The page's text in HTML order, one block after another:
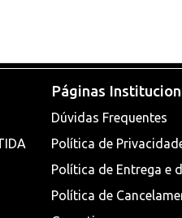
Páginas
Dúvidas Frequentes
Política de
Política de Entrega e
Política de